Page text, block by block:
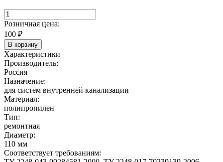
Розничная цена:
100 ₽
В корзину
Характеристики
Производитель:
Россия
Назначение:
для систем внутренней канализации
Материал:
полипропилен
Тип:
ремонтная
Диаметр:
110 мм
Соответствует требованиям: